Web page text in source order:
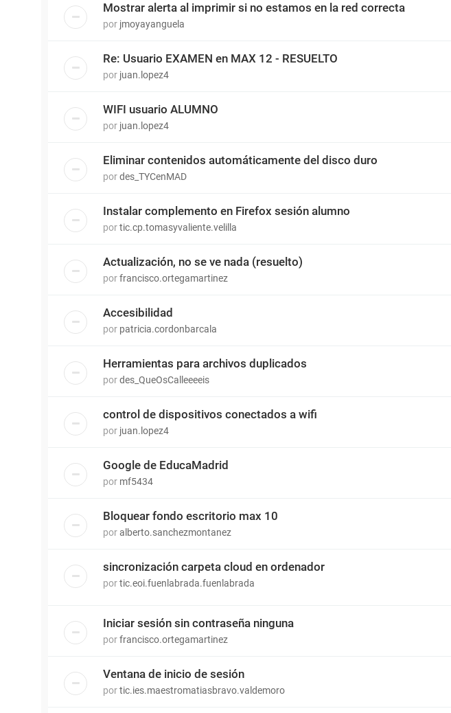
Mostrar alerta al imprimir si no estamos en la red correcta
por jmoyayanguela
Re: Usuario EXAMEN en MAX 12 - RESUELTO
por juan.lopez4
WIFI usuario ALUMNO
por juan.lopez4
Eliminar contenidos automáticamente del disco duro
pordes_TYCenMAD
Instalar complemento en Firefox sesión alumno
portic.cp.tomasyvaliente.velilla
Actualización, no se ve nada (resuelto)
porfrancisco.ortegamartinez
Accesibilidad
por patricia.cordonbarcala
Herramientas para archivos duplicados
pordes_QueOsCalleeeeis
control de dispositivos conectados a wifi
por juan.lopez4
Google de EducaMadrid
por mf5434
Bloquear fondo escritorio max 10
poralberto.sanchezmontanez
sincronización carpeta cloud en ordenador
portic.eoi.fuenlabrada.fuenlabrada
Iniciar sesión sin contraseña ninguna
porfrancisco.ortegamartinez
Ventana de inicio de sesión
portic.ies.maestromatiasbravo.valdemoro